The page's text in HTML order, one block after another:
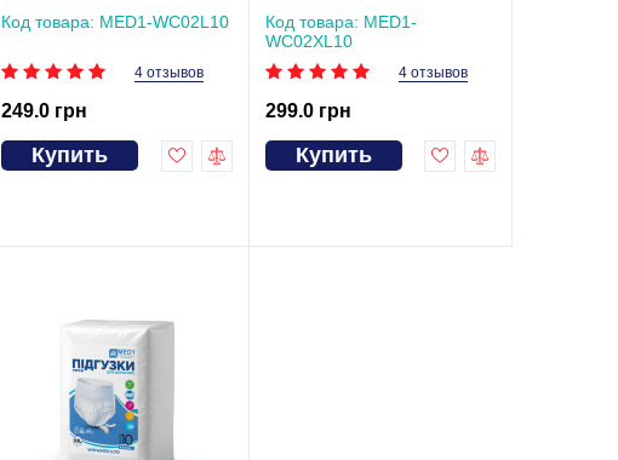
Код товара: MED1-WC02L10
4 отзывов
249.0 грн
Купить
Код товара: MED1-
WC02XL10
4 отзывов
299.0 грн
Купить